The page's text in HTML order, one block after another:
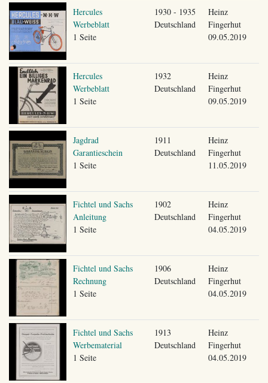
Hercules
Werbeblatt
1 Seite
1930 - 1935
Deutschland
Heinz
Fingerhut
09.05.2019
Hercules
Werbeblatt
1 Seite
1932
Deutschland
Heinz
Fingerhut
09.05.2019
Jagdrad
Garantieschein
1 Seite
1911
Deutschland
Heinz
Fingerhut
11.05.2019
Fichtel und Sachs
Anleitung
1 Seite
1902
Deutschland
Heinz
Fingerhut
04.05.2019
Fichtel und Sachs
Rechnung
1 Seite
1906
Deutschland
Heinz
Fingerhut
04.05.2019
Fichtel und Sachs
Werbematerial
1 Seite
1913
Deutschland
Heinz
Fingerhut
04.05.2019